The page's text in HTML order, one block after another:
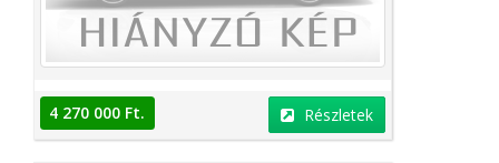
4 270 000 Ft. Részletek